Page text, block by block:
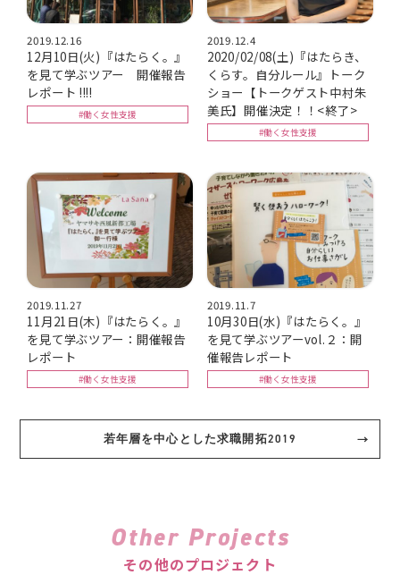
2019.12.16
12月10日(火)『はたらく。』
を見て学ぶツアー 開催報告
レポート !!!!
#働く女性支援
2019.12.4
2020/02/08(土)『はたらき、
くらす。自分ルール』トーク
ショー【トークゲスト中村朱
美氏】開催決定！！<終了>
#働く女性支援
2019.11.27
11月21日(木)『はたらく。』
を見て学ぶツアー：開催報告
レポート
#働く女性支援
2019.11.7
10月30日(水)『はたらく。』
を見て学ぶツアーvol.２：開
催報告レポート
#働く女性支援
若年層を中心とした求職開拓2019
Other Projects
その他のプロジェクト